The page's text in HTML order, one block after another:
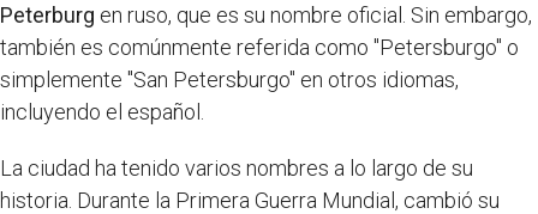
Peterburg en ruso, que es su nombre oficial. Sin embargo,
también es comúnmente referida como "Petersburgo" o
simplemente "San Petersburgo" en otros idiomas,
incluyendo el español.
La ciudad ha tenido varios nombres a lo largo de su
historia. Durante la Primera Guerra Mundial, cambió su